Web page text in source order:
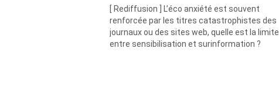
[ Rediffusion ] L’éco anxiété est souvent
renforcée par les titres catastrophistes des
journaux ou des sites web, quelle est la limite
entre sensibilisation et surinformation ?